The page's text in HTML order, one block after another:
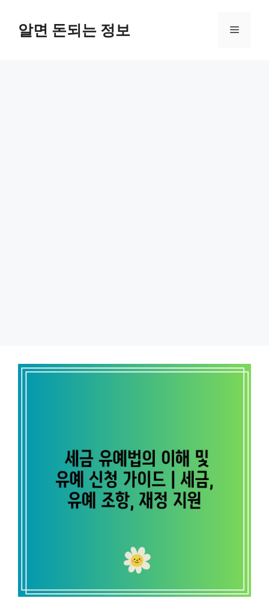
알면 돈되는 정보 메